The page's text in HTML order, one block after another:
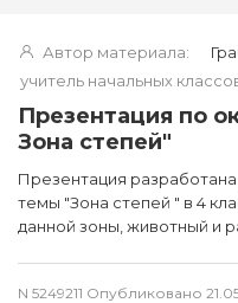
Автор материала:
учитель начальных
Презентация по
Зона степей"
Презентация
темы "Зона степей " в 4
данной зоны, животный и
N 5249211 Опубликовано